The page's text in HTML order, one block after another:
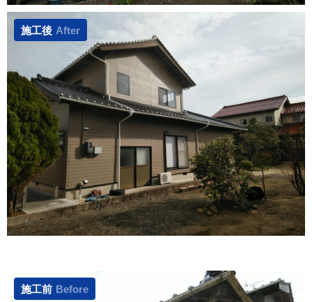
施工後 After
施工前 Before